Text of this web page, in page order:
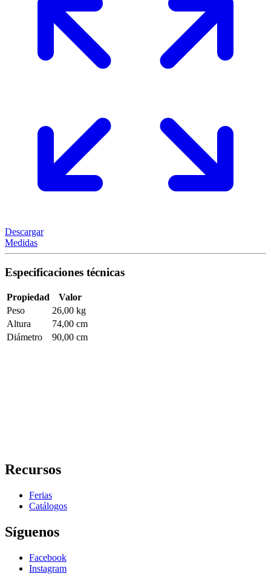
Descargar
Medidas
Especificaciones técnicas
Propiedad
Valor
Peso
26,00 kg
Altura
74,00 cm
Diámetro
90,00 cm
Recursos
Ferias
Catálogos
Síguenos
Facebook
Instagram